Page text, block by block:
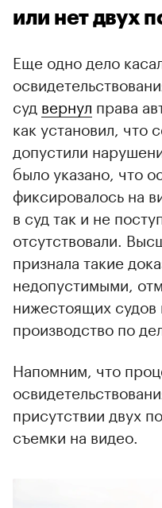
или нет двух
Еще одно дело
суд вернул права
как установил, что
допустили
было указано, что
фиксировалось на
в суд так и не
отсутствовали.
признала такие
недопустимыми,
нижестоящих судов
производство по
Напомним, что
присутствии двух
съемки на видео.